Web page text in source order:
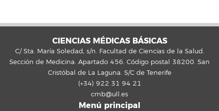
CIENCIAS MÉDICAS BÁSICAS
C/ Sta. María Soledad, s/n. Facultad de Ciencias de la Salud.
Sección de Medicina. Apartado 456. Código postal 38200. San
Cristóbal de La Laguna. S/C de Tenerife
(+34) 922 31 94 21
cmb@ull.es
Menú principal